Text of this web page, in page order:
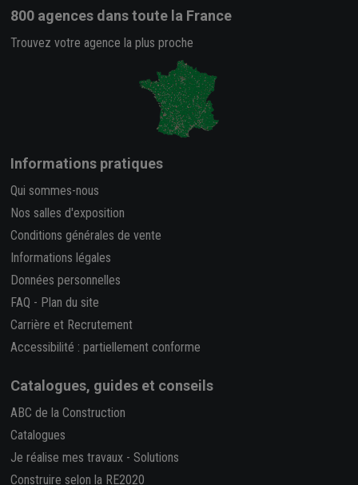
800 agences dans toute la France
Trouvez votre agence la plus proche
Informations pratiques
Qui sommes-nous
Nos salles d'exposition
Conditions générales de vente
Informations légales
Données personnelles
FAQ - Plan du site
Carrière et Recrutement
Accessibilité : partiellement conforme
Catalogues, guides et conseils
ABC de la Construction
Catalogues
Je réalise mes travaux - Solutions
Construire selon la RE2020